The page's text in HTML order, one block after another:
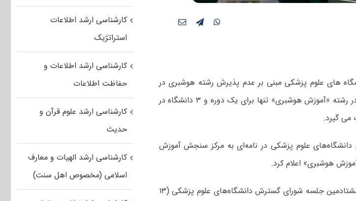
های علوم پزشکی مبنی بر عدم پذیرش رشته هوشبری در
مقطع کارشناسی ارشد، پذیرش دانشجو در رشته «آموزش هوشبری» تنها برای یک دوره و ۳ دانشگاه در
دانشگاه‌های علوم پزشکی در نامه‌ای به مرکز سنجش آموزش
هوشبری» اعلام کرد.
در این نامه آمده است: «در دویست و هشتادمین جلسه شورای گسترش دانشگاه‌های علوم پزشکی (۱۳
کارشناسی ارشد اطلاعات
استراتژیک
کارشناسی ارشد اطلاعات و
حفاظت اطلاعات
کارشناسی ارشد علوم قرآن و
حدیث
کارشناسی ارشد الهیات و معارف
اسلامی (مخصوص اهل سنت)